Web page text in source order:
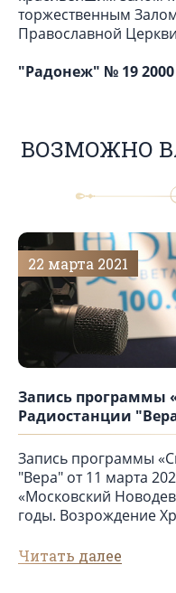
торжественным
Православной
"Радонеж" № 19 2000
ВОЗМОЖНО
22 марта 2021
Запись программы
Радиостанции
Запись программы
"Вера" от 11 марта
«Московский
годы. Возрождение
Читать далее